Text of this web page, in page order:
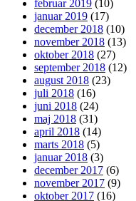
februar 2019 (10)
januar 2019 (17)
december 2018 (10)
november 2018 (13)
oktober 2018 (27)
september 2018 (12)
august 2018 (23)
juli 2018 (16)
juni 2018 (24)
maj 2018 (31)
april 2018 (14)
marts 2018 (5)
januar 2018 (3)
december 2017 (6)
november 2017 (9)
oktober 2017 (16)